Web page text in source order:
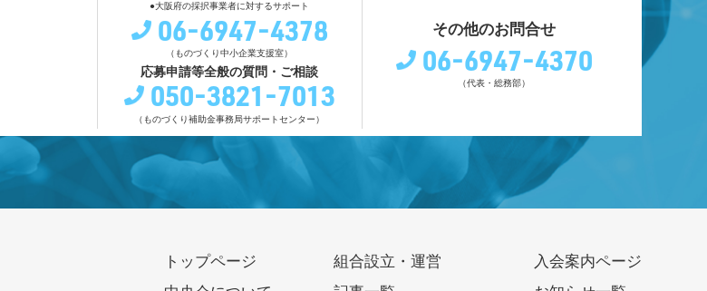
●大阪府の採択事業者に対するサポート
06-6947-4378
（ものづくり中小企業支援室）
応募申請等全般の質問・ご相談
050-3821-7013
（ものづくり補助金事務局サポートセンター）
その他のお問合せ
06-6947-4370
（代表・総務部）
トップページ
組合設立・運営
入会案内ページ